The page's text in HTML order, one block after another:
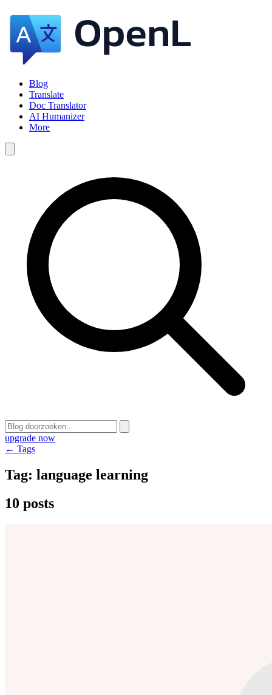
Blog
Translate
Doc Translator
AI Humanizer
More
upgrade now
← Tags
Tag: language learning
10 posts